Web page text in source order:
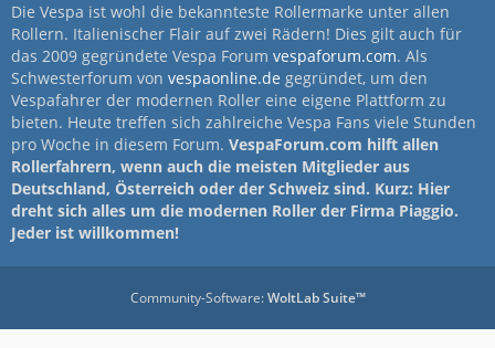
Die Vespa ist wohl die bekannteste Rollermarke unter allen
Rollern. Italienischer Flair auf zwei Rädern! Dies gilt auch für
das 2009 gegründete Vespa Forum vespaforum.com. Als
Schwesterforum von vespaonline.de gegründet, um den
Vespafahrer der modernen Roller eine eigene Plattform zu
bieten. Heute treffen sich zahlreiche Vespa Fans viele Stunden
pro Woche in diesem Forum. VespaForum.com hilft allen
Rollerfahrern, wenn auch die meisten Mitglieder aus
Deutschland, Österreich oder der Schweiz sind. Kurz: Hier
dreht sich alles um die modernen Roller der Firma Piaggio.
Jeder ist willkommen!
Community-Software:WoltLab Suite™